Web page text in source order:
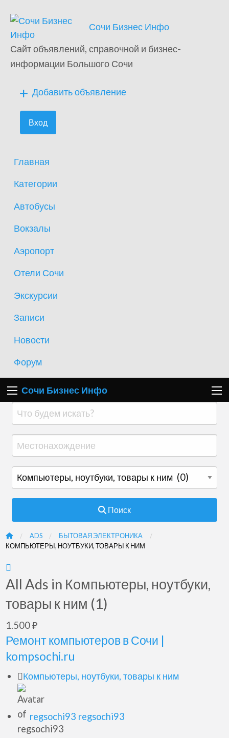
Сочи Бизнес Инфо
Сайт объявлений, справочной и бизнес-
информации Большого Сочи
Добавить объявление
Вход
Главная
Категории
Автобусы
Вокзалы
Аэропорт
Отели Сочи
Экскурсии
Записи
Новости
Форум
Сочи Бизнес Инфо
Поиск
ADS
БЫТОВАЯ ЭЛЕКТРОНИКА
КОМПЬЮТЕРЫ, НОУТБУКИ, ТОВАРЫ К НИМ
Feed
ad
tag
Компьютеры,
товары
ним
All Ads in Компьютеры, ноутбуки,
товары к ним (1)
Ремонт
компьютеров
в
|
kompsochi.ru
1.500 ₽
Ремонт компьютеров в Сочи |
kompsochi.ru
Компьютеры, ноутбуки, товары к ним
regsochi93 regsochi93